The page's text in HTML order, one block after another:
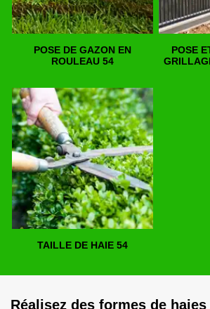
POSE DE GAZON EN
ROULEAU 54
POSE
TAILLE DE HAIE 54
Réalisez des formes de